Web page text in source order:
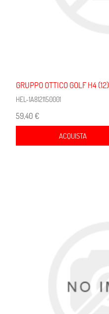
GRUPPO OTTICO GOLF H4 (12)
HEL-1A8121150001
59,40 €
ACQUISTA